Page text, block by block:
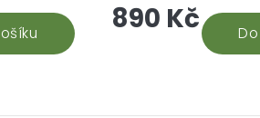
a...
890 Kč
stálých odběratelů
vyhodnocujeme